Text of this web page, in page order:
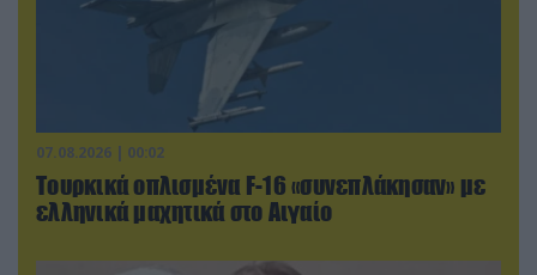
07.08.2026 | 00:02
Τουρκικά οπλισμένα F-16 «συνεπλάκησαν» με
ελληνικά μαχητικά στο Αιγαίο